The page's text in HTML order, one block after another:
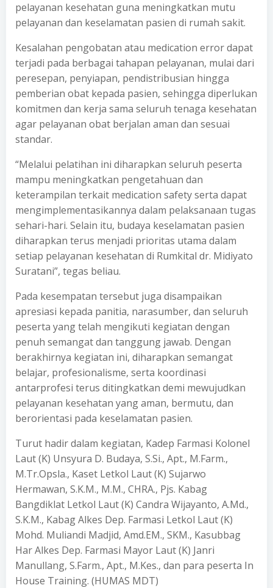
pelayanan kesehatan guna meningkatkan mutu
pelayanan dan keselamatan pasien di rumah sakit.
Kesalahan pengobatan atau medication error dapat
terjadi pada berbagai tahapan pelayanan, mulai dari
peresepan, penyiapan, pendistribusian hingga
pemberian obat kepada pasien, sehingga diperlukan
komitmen dan kerja sama seluruh tenaga kesehatan
agar pelayanan obat berjalan aman dan sesuai
standar.
“Melalui pelatihan ini diharapkan seluruh peserta
mampu meningkatkan pengetahuan dan
keterampilan terkait medication safety serta dapat
mengimplementasikannya dalam pelaksanaan tugas
sehari-hari. Selain itu, budaya keselamatan pasien
diharapkan terus menjadi prioritas utama dalam
setiap pelayanan kesehatan di Rumkital dr. Midiyato
Suratani”, tegas beliau.
Pada kesempatan tersebut juga disampaikan
apresiasi kepada panitia, narasumber, dan seluruh
peserta yang telah mengikuti kegiatan dengan
penuh semangat dan tanggung jawab. Dengan
berakhirnya kegiatan ini, diharapkan semangat
belajar, profesionalisme, serta koordinasi
antarprofesi terus ditingkatkan demi mewujudkan
pelayanan kesehatan yang aman, bermutu, dan
berorientasi pada keselamatan pasien.
Turut hadir dalam kegiatan, Kadep Farmasi Kolonel
Laut (K) Unsyura D. Budaya, S.Si., Apt., M.Farm.,
M.Tr.Opsla., Kaset Letkol Laut (K) Sujarwo
Hermawan, S.K.M., M.M., CHRA., Pjs. Kabag
Bangdiklat Letkol Laut (K) Candra Wijayanto, A.Md.,
S.K.M., Kabag Alkes Dep. Farmasi Letkol Laut (K)
Mohd. Muliandi Madjid, Amd.EM., SKM., Kasubbag
Har Alkes Dep. Farmasi Mayor Laut (K) Janri
Manullang, S.Farm., Apt., M.Kes., dan para peserta In
House Training. (HUMAS MDT)